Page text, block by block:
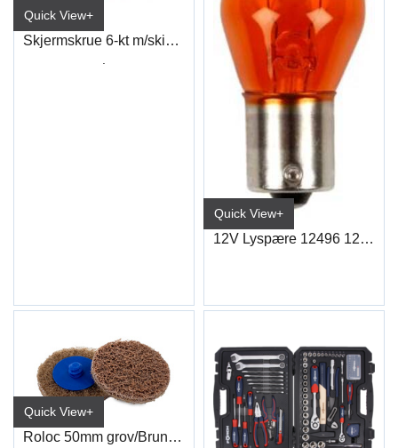
Quick View+
Skjermskrue 6-kt m/skive Elzn.
Quick View+
12V Lyspære 12496 12V21W Bau15S Gul
Quick View+
Roloc 50mm grov/Brun (WCD340)